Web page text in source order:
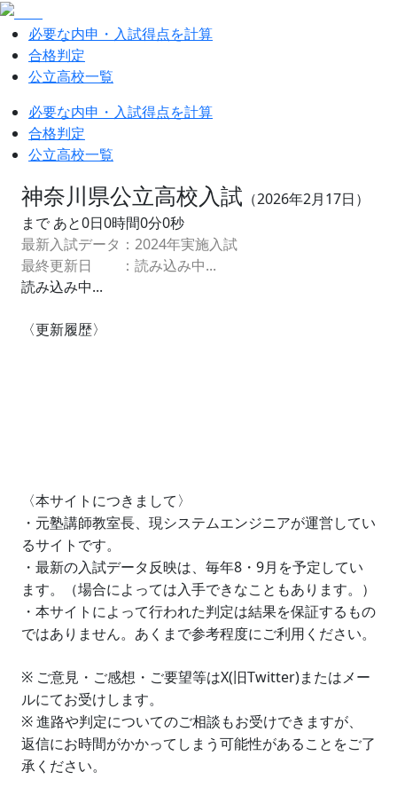
必要な内申・入試得点を計算
合格判定
公立高校一覧
必要な内申・入試得点を計算
合格判定
公立高校一覧
神奈川県公立高校入試 （2026年2月17日）
まで あと0日0時間0分0秒
最新入試データ： 2024年実施入試
最終更新日 ： 読み込み中...
読み込み中...
〈更新履歴〉
〈本サイトにつきまして〉
・元塾講師教室長、現システムエンジニアが運営してい
るサイトです。
・最新の入試データ反映は、毎年8・9月を予定してい
ます。（場合によっては入手できなこともあります。）
・本サイトによって行われた判定は結果を保証するもの
ではありません。あくまで参考程度にご利用ください。
※ ご意見・ご感想・ご要望等はX(旧Twitter)またはメー
ルにてお受けします。
※ 進路や判定についてのご相談もお受けできますが、
返信にお時間がかかってしまう可能性があることをご了
承ください。